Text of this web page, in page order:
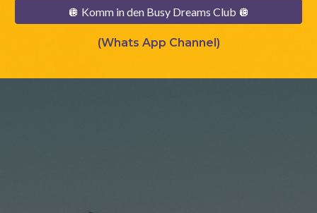
🪩 Komm in den Busy Dreams Club 🪩
(Whats App Channel)